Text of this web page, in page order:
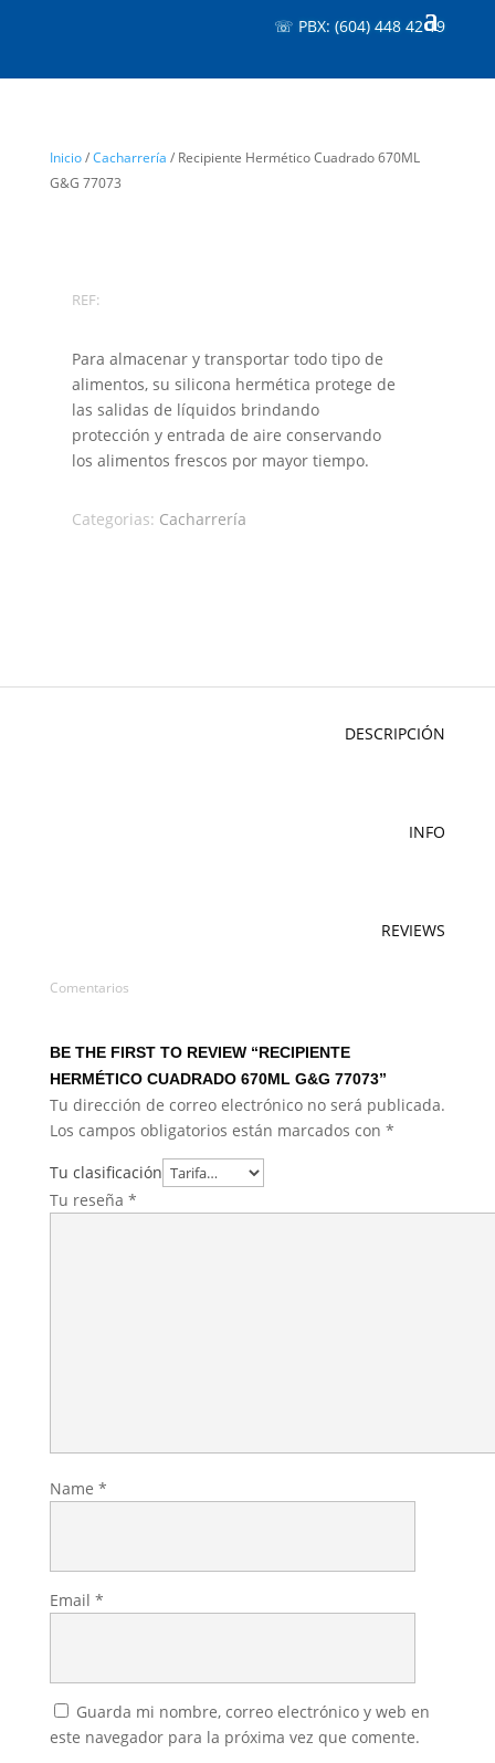
☏ PBX: (604) 448 42 19
Inicio/Cacharrería / Recipiente Hermético Cuadrado 670ML
G&G 77073
REF:
Para almacenar y transportar todo tipo de
alimentos, su silicona hermética protege de
las salidas de líquidos brindando
protección y entrada de aire conservando
los alimentos frescos por mayor tiempo.
Categorias: Cacharrería
DESCRIPCIÓN
INFO
REVIEWS
Comentarios
BE THE FIRST TO REVIEW “RECIPIENTE
HERMÉTICO CUADRADO 670ML G&G 77073”
Tu dirección de correo electrónico no será publicada.
Los campos obligatorios están marcados con *
Tu clasificación
Tu reseña *
Name *
Email *
Guarda mi nombre, correo electrónico y web en
este navegador para la próxima vez que comente.